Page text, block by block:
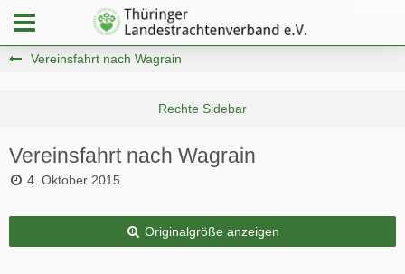
Vereinsfahrt nach Wagrain
Vereinsfahrt nach Wagrain
4. Oktober 2015
Originalgröße anzeigen